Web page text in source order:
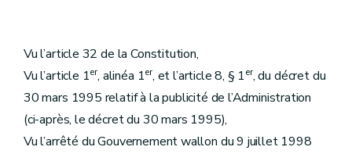
Vu l’article 32 de la Constitution,
Vu l’article 1er, alinéa 1er, et l’article 8, § 1er, du décret du
30 mars 1995 relatif à la publicité de l’Administration
(ci-après, le décret du 30 mars 1995),
Vu l’arrêté du Gouvernement wallon du 9 juillet 1998